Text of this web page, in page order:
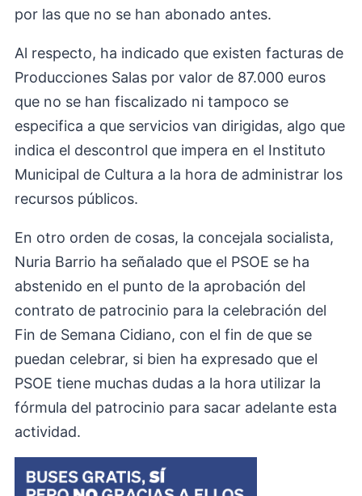
por las que no se han abonado antes.
Al respecto, ha indicado que existen facturas de
Producciones Salas por valor de 87.000 euros
que no se han fiscalizado ni tampoco se
especifica a que servicios van dirigidas, algo que
indica el descontrol que impera en el Instituto
Municipal de Cultura a la hora de administrar los
recursos públicos.
En otro orden de cosas, la concejala socialista,
Nuria Barrio ha señalado que el PSOE se ha
abstenido en el punto de la aprobación del
contrato de patrocinio para la celebración del
Fin de Semana Cidiano, con el fin de que se
puedan celebrar, si bien ha expresado que el
PSOE tiene muchas dudas a la hora utilizar la
fórmula del patrocinio para sacar adelante esta
actividad.